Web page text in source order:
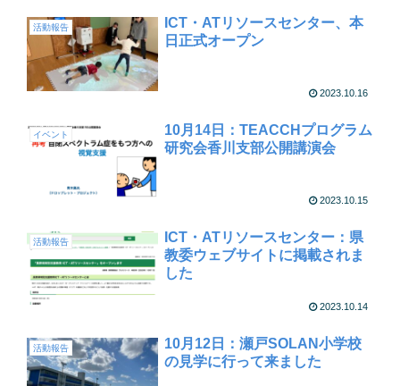
活動報告
ICT・ATリソースセンター、本
日正式オープン
2023.10.16
イベント
10月14日：TEACCHプログラム
研究会香川支部公開講演会
2023.10.15
活動報告
ICT・ATリソースセンター：県
教委ウェブサイトに掲載されま
した
2023.10.14
活動報告
10月12日：瀬戸SOLAN小学校
の見学に行って来ました